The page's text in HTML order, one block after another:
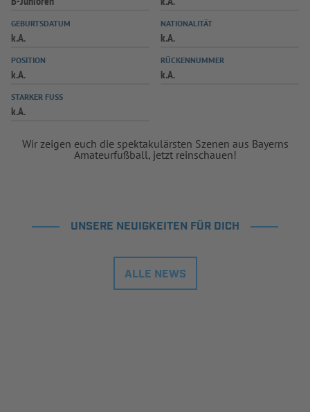
GEBURTSDATUM
k.A.
NATIONALITÄT
k.A.
POSITION
k.A.
RÜCKENNUMMER
k.A.
STARKER FUSS
k.A.
Wir zeigen euch die spektakulärsten Szenen aus Bayerns
Amateurfußball, jetzt reinschauen!
UNSERE NEUIGKEITEN FÜR DICH
ALLE NEWS